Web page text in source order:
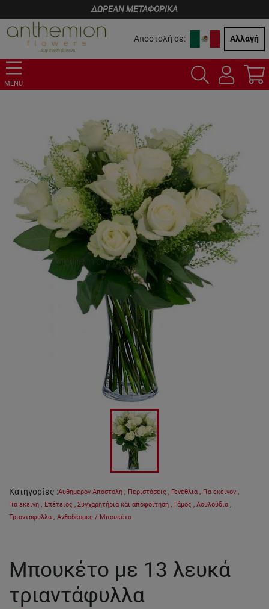
ΔΩΡΕΑΝ ΜΕΤΑΦΟΡΙΚΑ
Αποστολή σε: Αλλαγή
MENU
Κατηγορίες :Αυθημερόν Αποστολή , Περιστάσεις , Γενέθλια , Για εκείνον ,
Για εκείνη , Επέτειος , Συγχαρητήρια και αποφοίτηση , Γάμος , Λουλούδια ,
Τριαντάφυλλα , Ανθοδέσμες / Μπουκέτα
Μπουκέτο με 13 λευκά
τριαντάφυλλα